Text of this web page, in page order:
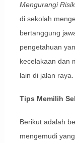
Mengurangi
di sekolah
bertanggung
pengetahuan
kecelakaan dan
lain di jalan raya.
Tips Memilih
Berikut adalah
mengemudi